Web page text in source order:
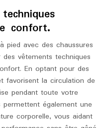
confort.
pied avec des chaussures
vêtements techniques
En optant pour des
favorisent la circulation de
pendant toute votre
également une
corporelle, vous aidant